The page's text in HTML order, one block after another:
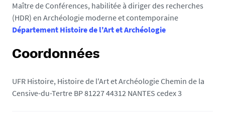
Maître de Conférences, habilitée à diriger des recherches
(HDR) en Archéologie moderne et contemporaine
Département Histoire de l'Art et Archéologie
Coordonnées
UFR Histoire, Histoire de l'Art et Archéologie Chemin de la
Censive-du-Tertre BP 81227 44312 NANTES cedex 3